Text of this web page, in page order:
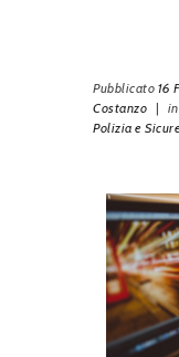
Pubblicato 16
Costanzo | in
Polizia e